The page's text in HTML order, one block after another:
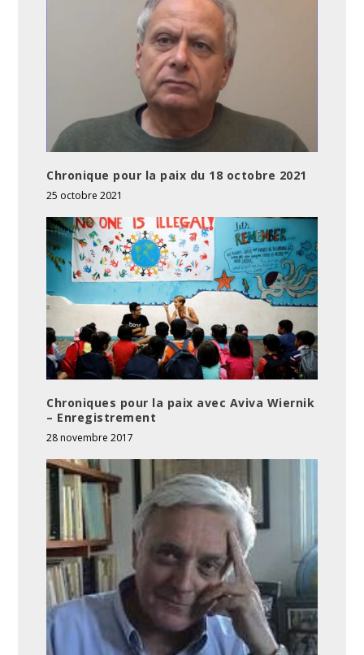
Chronique pour la paix du 18 octobre 2021
25 octobre 2021
Chroniques pour la paix avec Aviva Wiernik
– Enregistrement
28 novembre 2017